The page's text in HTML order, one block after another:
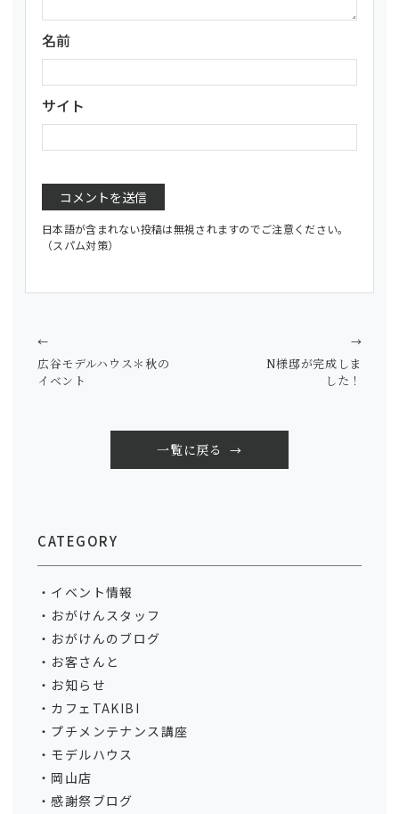
名前
サイト
日本語が含まれない投稿は無視されますのでご注意ください。
（スパム対策）
広谷モデルハウス＊秋の
イベント
←
一覧に戻る
N様邸が完成しま
した！
→
CATEGORY
イベント情報
おがけんスタッフ
おがけんのブログ
お客さんと
お知らせ
カフェTAKIBI
プチメンテナンス講座
モデルハウス
岡山店
感謝祭ブログ